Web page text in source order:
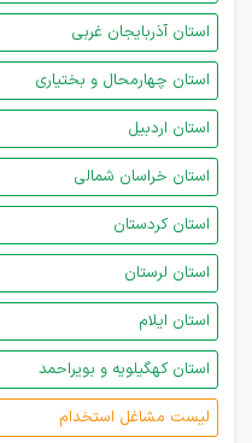
استان آذربایجان غربی
استان چهارمحال و بختیاری
استان اردبیل
استان خراسان شمالی
استان کردستان
استان لرستان
استان ایلام
استان کهگیلویه و بویراحمد
لیست مشاغل استخدام